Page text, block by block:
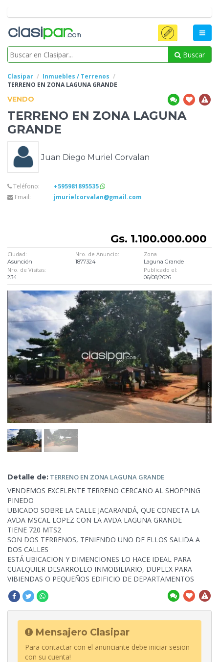
Buscar
Clasipar
Inmuebles / Terrenos
TERRENO EN ZONA LAGUNA GRANDE
VENDO
TERRENO EN ZONA LAGUNA
GRANDE
Juan Diego Muriel Corvalan
Teléfono:
+595981895535
Email:
jmurielcorvalan@gmail.com
Gs. 1.100.000.000
Ciudad:
Asunción
Nro. de Anuncio:
1877324
Zona
Laguna Grande
Nro. de Visitas:
234
Publicado el:
06/08/2026
Detalle de: TERRENO EN ZONA LAGUNA GRANDE
VENDEMOS EXCELENTE TERRENO CERCANO AL SHOPPING
PINEDO
UBICADO SOBRE LA CALLE JACARANDÁ, QUE CONECTA LA
AVDA MSCAL LOPEZ CON LA AVDA LAGUNA GRANDE
TIENE 720 MTS2
SON DOS TERRENOS, TENIENDO UNO DE ELLOS SALIDA A
DOS CALLES
ESTÁ UBICACION Y DIMENCIONES LO HACE IDEAL PARA
CUALQUIER DESARROLLO INMOBILIARIO, DUPLEX PARA
VIBIENDAS O PEQUEÑOS EDIFICIO DE DEPARTAMENTOS
Mensajero Clasipar
Para contactar con el anunciante debe iniciar sesion
con su cuenta!